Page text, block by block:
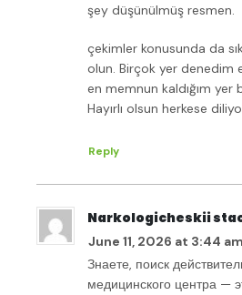
şey düşünülmüş resmen.
çekimler konusunda da
olun. Birçok yer denedim
en memnun kaldığım yer
Hayırlı olsun herkese
Reply
Narkologicheskii
June 11, 2026 at 3:44 am
Знаете, поиск
медицинского центра —